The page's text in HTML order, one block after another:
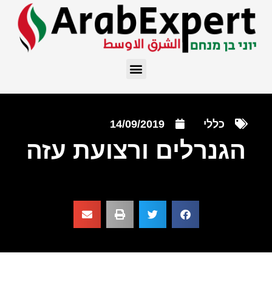
כללי 14/09/2019
הגנרלים ורצועת עזה